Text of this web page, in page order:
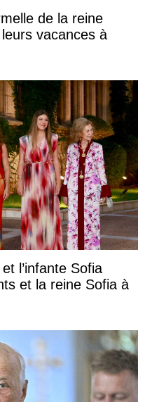
de la reine
vacances à
l’infante Sofia
et la reine Sofia à